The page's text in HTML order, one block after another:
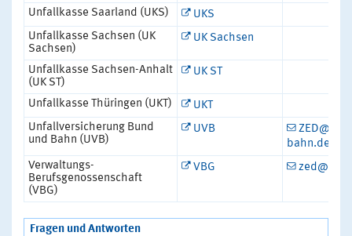
Unfallkasse Saarland (UKS)
UKS
Unfallkasse Sachsen (UK
Sachsen)
UK Sachsen
Unfallkasse Sachsen-Anhalt
(UK ST)
UK ST
Unfallkasse Thüringen (UKT)
UKT
Unfallversicherung Bund
und Bahn (UVB)
UVB
ZED@uv-
bahn.de
Verwaltungs-
Berufsgenossenschaft
(VBG)
VBG
Fragen und Antworten